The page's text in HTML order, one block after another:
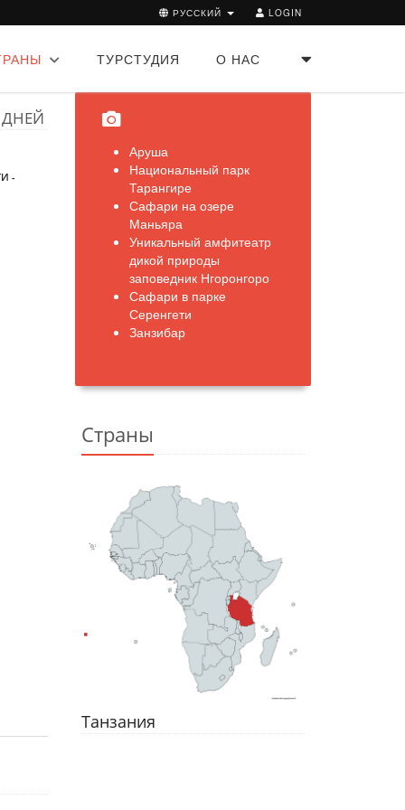
LOGIN
РУССКИЙ
ТУРСТУДИЯ О НАС
ДНЕЙ
-
Аруша
Национальный парк
Тарангире
Сафари на озере
Маньяра
Уникальный амфитеатр
дикой природы
заповедник Нгоронгоро
Сафари в парке
Серенгети
Занзибар
Страны
Танзания